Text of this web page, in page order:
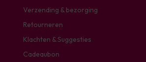
Verzending & bezorging
Retourneren
Klachten & Suggesties
Cadeaubon